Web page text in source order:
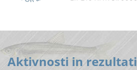
Aktivnosti in rezultati